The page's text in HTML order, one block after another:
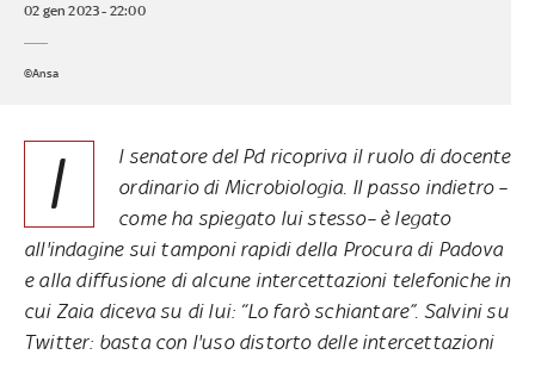
02 gen 2023 - 22:00
©Ansa
I
l senatore del Pd ricopriva il ruolo di docente
ordinario di Microbiologia. Il passo indietro –
come ha spiegato lui stesso– è legato
all'indagine sui tamponi rapidi della Procura di Padova
e alla diffusione di alcune intercettazioni telefoniche in
cui Zaia diceva su di lui: “Lo farò schiantare”. Salvini su
Twitter: basta con l'uso distorto delle intercettazioni